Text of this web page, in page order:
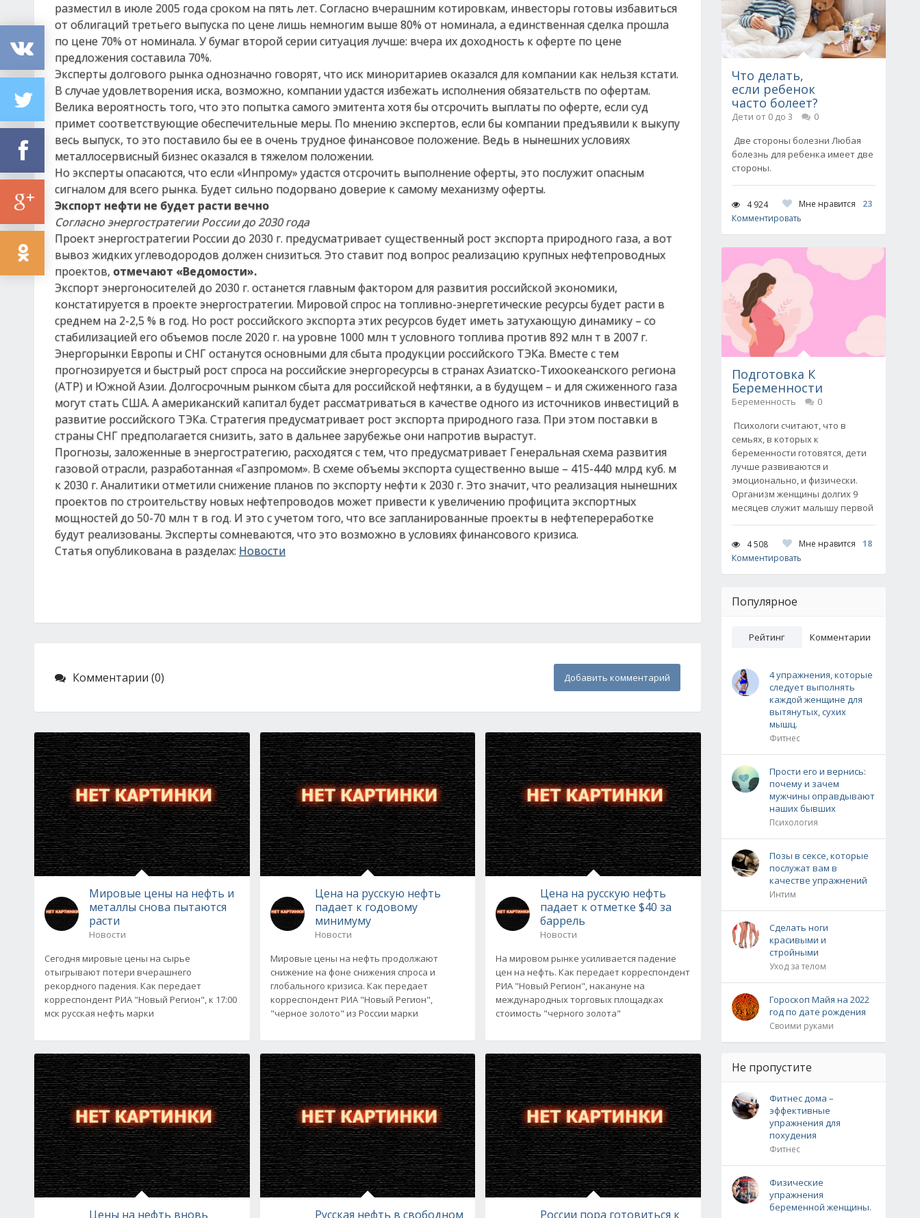
разместил в июле 2005 года сроком на пять лет. Согласно вчерашним котировкам, инвесторы готовы избавиться
от облигаций третьего выпуска по цене лишь немногим выше 80% от номинала, а единственная сделка прошла
по цене 70% от номинала. У бумаг второй серии ситуация лучше: вчера их доходность к оферте по цене
предложения составила 70%.
Эксперты долгового рынка однозначно говорят, что иск миноритариев оказался для компании как нельзя кстати.
В случае удовлетворения иска, возможно, компании удастся избежать исполнения обязательств по офертам.
Велика вероятность того, что это попытка самого эмитента хотя бы отсрочить выплаты по оферте, если суд
примет соответствующие обеспечительные меры. По мнению экспертов, если бы компании предъявили к выкупу
весь выпуск, то это поставило бы ее в очень трудное финансовое положение. Ведь в нынешних условиях
металлосервисный бизнес оказался в тяжелом положении.
Но эксперты опасаются, что если «Инпрому» удастся отсрочить выполнение оферты, это послужит опасным
сигналом для всего рынка. Будет сильно подорвано доверие к самому механизму оферты.
Экспорт нефти не будет расти вечно
Согласно энергостратегии России до 2030 года
Проект энергостратегии России до 2030 г. предусматривает существенный рост экспорта природного газа, а вот
вывоз жидких углеводородов должен снизиться. Это ставит под вопрос реализацию крупных нефтепроводных
проектов, отмечают «Ведомости».
Экспорт энергоносителей до 2030 г. останется главным фактором для развития российской экономики,
констатируется в проекте энергостратегии. Мировой спрос на топливно-энергетические ресурсы будет расти в
среднем на 2-2,5 % в год. Но рост российского экспорта этих ресурсов будет иметь затухающую динамику – со
стабилизацией его объемов после 2020 г. на уровне 1000 млн т условного топлива против 892 млн т в 2007 г.
Энергорынки Европы и СНГ останутся основными для сбыта продукции российского ТЭКа. Вместе с тем
прогнозируется и быстрый рост спроса на российские энергоресурсы в странах Азиатско-Тихоокеанского региона
(АТР) и Южной Азии. Долгосрочным рынком сбыта для российской нефтянки, а в будущем – и для сжиженного газа
могут стать США. А американский капитал будет рассматриваться в качестве одного из источников инвестиций в
развитие российского ТЭКа. Стратегия предусматривает рост экспорта природного газа. При этом поставки в
страны СНГ предполагается снизить, зато в дальнее зарубежье они напротив вырастут.
Прогнозы, заложенные в энергостратегию, расходятся с тем, что предусматривает Генеральная схема развития
газовой отрасли, разработанная «Газпромом». В схеме объемы экспорта существенно выше – 415-440 млрд куб. м
к 2030 г. Аналитики отметили снижение планов по экспорту нефти к 2030 г. Это значит, что реализация нынешних
проектов по строительству новых нефтепроводов может привести к увеличению профицита экспортных
мощностей до 50-70 млн т в год. И это с учетом того, что все запланированные проекты в нефтепереработке
будут реализованы. Эксперты сомневаются, что это возможно в условиях финансового кризиса.
Статья опубликована в разделах: Новости
Комментарии (0) Добавить комментарий
Мировые цены на нефть и
металлы снова пытаются
расти
Новости
Сегодня мировые цены на сырье
отыгрывают потери вчерашнего
рекордного падения. Как передает
корреспондент РИА "Новый Регион", к 17:00
мск русская нефть марки
Цены на нефть вновь
Цена на русскую нефть
падает к годовому
минимуму
Новости
Мировые цены на нефть продолжают
снижение на фоне снижения спроса и
глобального кризиса. Как передает
корреспондент РИА "Новый Регион",
"черное золото" из России марки
Русская нефть в свободном
Цена на русскую нефть
падает к отметке $40 за
баррель
Новости
На мировом рынке усиливается падение
цен на нефть. Как передает корреспондент
РИА "Новый Регион", накануне на
международных торговых площадках
стоимость "черного золота"
России пора готовиться к
Что делать,
если ребенок
часто болеет?
Дети от 0 до 3
0
Две стороны болезни Любая
болезнь для ребенка имеет две
стороны.
4 924 Мне нравится
23
Комментировать
Подготовка К
Беременности
Беременность
0
Психологи считают, что в
семьях, в которых к
беременности готовятся, дети
лучше развиваются и
эмоционально, и физически.
Организм женщины долгих 9
месяцев служит малышу первой
4 508 Мне нравится
18
Комментировать
Популярное
Рейтинг Комментарии
4 упражнения, которые
следует выполнять
каждой женщине для
вытянутых, сухих
мышц.
Фитнес
Прости его и вернись:
почему и зачем
мужчины оправдывают
наших бывших
Психология
Позы в сексе, которые
послужат вам в
качестве упражнений
Интим
Сделать ноги
красивыми и
стройными
Уход за телом
Гороскоп Майя на 2022
год по дате рождения
Своими руками
Не пропустите
Фитнес дома –
эффективные
упражнения для
похудения
Фитнес
Физические
упражнения
беременной женщины.